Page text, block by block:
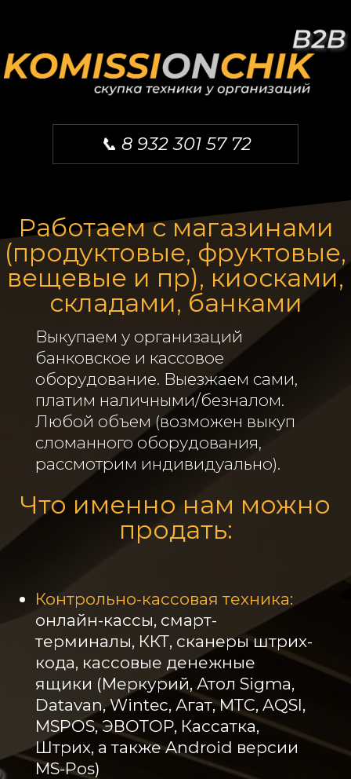
📞 8 932 301 57 72
Работаем с магазинами
(продуктовые, фруктовые,
вещевые и пр), киосками,
складами, банками
Выкупаем у организаций
банковское и кассовое
оборудование. Выезжаем сами,
платим наличными/безналом.
Любой объем (возможен выкуп
сломанного оборудования,
рассмотрим индивидуально).
Что именно нам можно
продать:
Контрольно-кассовая техника:
онлайн-кассы, смарт-
терминалы, ККТ, сканеры штрих-
кода, кассовые денежные
ящики (Меркурий, Атол Sigma,
Datavan, Wintec, Агат, МТС, AQSI,
MSPOS, ЭВОТОР, Кассатка,
Штрих, а также Android версии
MS-Pos)